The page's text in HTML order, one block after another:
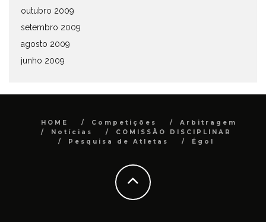
outubro 2009
setembro 2009
agosto 2009
junho 2009
HOME Competições
Arbitragem
Notícias
COMISSÃO DISCIPLINAR
Pesquisa de Atletas
Égol